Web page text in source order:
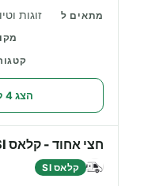
זוגות
הצג 4 קמפר וואן - קלאס B
חצי אחוד - קלאס SI
קלאס SI